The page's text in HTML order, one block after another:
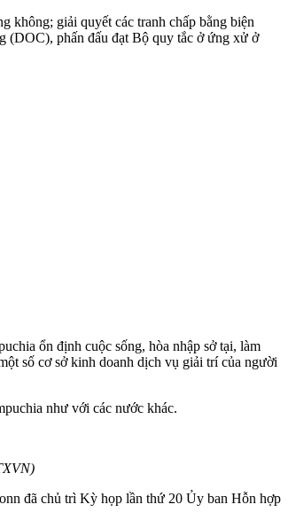
không; giải quyết các tranh chấp bằng biện
(DOC), phấn đấu đạt Bộ quy tắc ở ứng xử ở
ổn định cuộc sống, hòa nhập sở tại, làm
số cơ sở kinh doanh dịch vụ giải trí của người
như với các nước khác.
đã chủ trì Kỳ họp lần thứ 20 Ủy ban Hỗn hợp